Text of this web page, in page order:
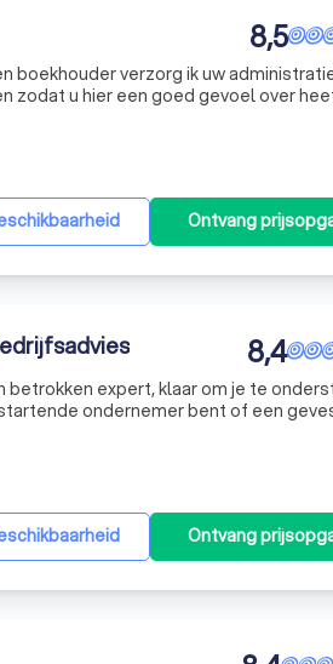
8,5
u hier een goed gevoel over heeft.
Ontvang
8,4
betrokken expert, klaar om je te
ondernemer bent of een
Ontvang